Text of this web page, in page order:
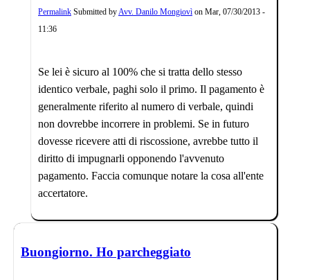
Permalink Submitted byAvv. Danilo Mongiovì on Mar, 07/30/2013 -
11:36
Se lei è sicuro al 100% che si tratta dello stesso
identico verbale, paghi solo il primo. Il pagamento è
generalmente riferito al numero di verbale, quindi
non dovrebbe incorrere in problemi. Se in futuro
dovesse ricevere atti di riscossione, avrebbe tutto il
diritto di impugnarli opponendo l'avvenuto
pagamento. Faccia comunque notare la cosa all'ente
accertatore.
Buongiorno. Ho parcheggiato